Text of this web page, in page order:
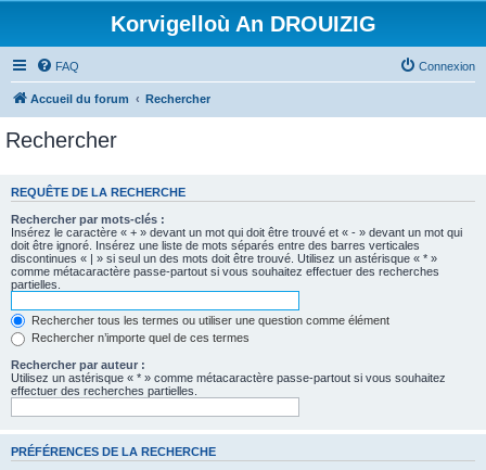
Korvigelloù An DROUIZIG
FAQ Connexion
Accueil du forum Rechercher
Rechercher
REQUÊTE DE LA RECHERCHE
Rechercher par mots-clés :
Insérez le caractère « + » devant un mot qui doit être trouvé et « - » devant un mot qui
doit être ignoré. Insérez une liste de mots séparés entre des barres verticales
discontinues « | » si seul un des mots doit être trouvé. Utilisez un astérisque « * »
comme métacaractère passe-partout si vous souhaitez effectuer des recherches
partielles.
Rechercher tous les termes ou utiliser une question comme élément
Rechercher n’importe quel de ces termes
Rechercher par auteur :
Utilisez un astérisque « * » comme métacaractère passe-partout si vous souhaitez
effectuer des recherches partielles.
PRÉFÉRENCES DE LA RECHERCHE